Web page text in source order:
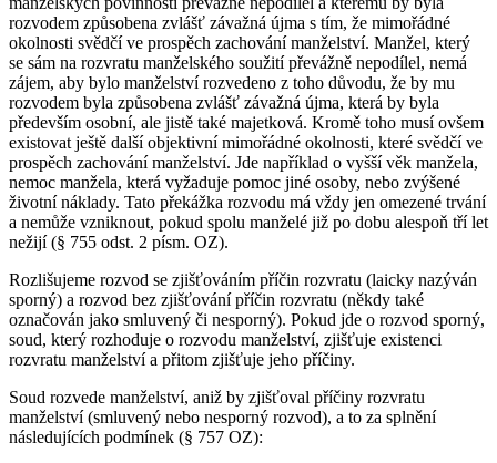
rozvodem způsobena zvlášť závažná újma s tím, že mimořádné
okolnosti svědčí ve prospěch zachování manželství. Manžel, který
se sám na rozvratu manželského soužití převážně nepodílel, nemá
zájem, aby bylo manželství rozvedeno z toho důvodu, že by mu
rozvodem byla způsobena zvlášť závažná újma, která by byla
především osobní, ale jistě také majetková. Kromě toho musí ovšem
existovat ještě další objektivní mimořádné okolnosti, které svědčí ve
prospěch zachování manželství. Jde například o vyšší věk manžela,
nemoc manžela, která vyžaduje pomoc jiné osoby, nebo zvýšené
životní náklady. Tato překážka rozvodu má vždy jen omezené trvání
a nemůže vzniknout, pokud spolu manželé již po dobu alespoň tří let
nežijí (§ 755 odst. 2 písm. OZ).
Rozlišujeme rozvod se zjišťováním příčin rozvratu (laicky nazýván
sporný) a rozvod bez zjišťování příčin rozvratu (někdy také
označován jako smluvený či nesporný). Pokud jde o rozvod sporný,
soud, který rozhoduje o rozvodu manželství, zjišťuje existenci
rozvratu manželství a přitom zjišťuje jeho příčiny.
Soud rozvede manželství, aniž by zjišťoval příčiny rozvratu
manželství (smluvený nebo nesporný rozvod), a to za splnění
následujících podmínek (§ 757 OZ):